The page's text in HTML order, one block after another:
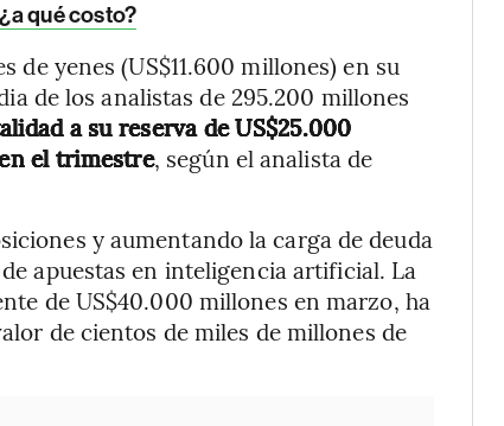
qué costo?
yenes (US$11.600 millones) en su
de los analistas de 295.200 millones
a su reserva de US$25.000
el trimestre, según el analista de
y aumentando la carga de deuda
apuestas en inteligencia artificial. La
de US$40.000 millones en marzo, ha
de cientos de miles de millones de